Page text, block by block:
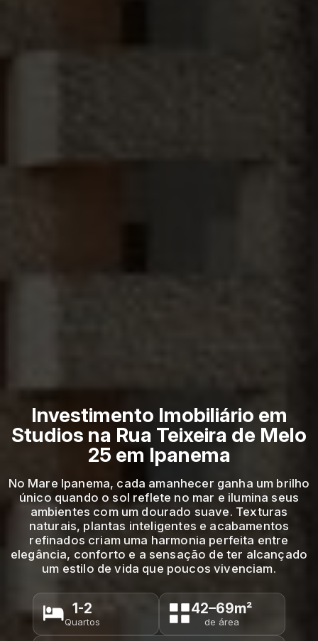
Investimento Imobiliário em
Studios na Rua Teixeira de Melo
25 em Ipanema
No Mare Ipanema, cada amanhecer ganha um brilho
único quando o sol reflete no mar e ilumina seus
ambientes com um dourado suave. Texturas
naturais, plantas inteligentes e acabamentos
refinados criam uma harmonia perfeita entre
elegância, conforto e a sensação de ter alcançado
um estilo de vida que poucos vivenciam.
1-2
Quartos
42–69m²
de área